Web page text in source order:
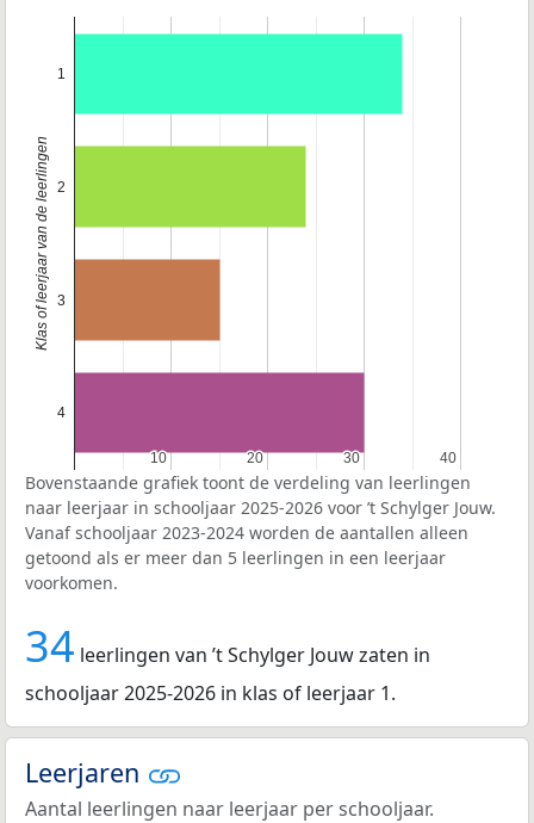
10
10 20
20 30
30 40
40
1
2
3
4
Klas of leerjaar van de leerlingen
Bovenstaande grafiek toont de verdeling van leerlingen
naar leerjaar in schooljaar 2025-2026 voor ’t Schylger Jouw.
Vanaf schooljaar 2023-2024 worden de aantallen alleen
getoond als er meer dan 5 leerlingen in een leerjaar
voorkomen.
34 leerlingen van ’t Schylger Jouw zaten in
schooljaar 2025-2026 in klas of leerjaar 1.
Leerjaren
Aantal leerlingen naar leerjaar per schooljaar.